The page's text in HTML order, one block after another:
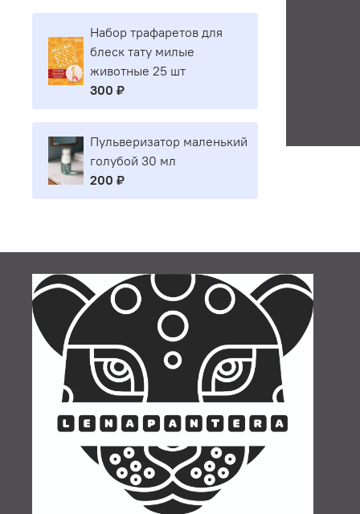
Набор трафаретов для
блеск тату милые
животные 25 шт
300 ₽
Пульверизатор маленький
голубой 30 мл
200 ₽